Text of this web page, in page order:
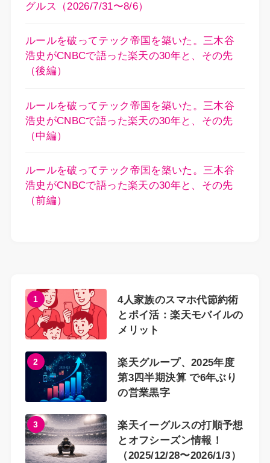
グルス（2026/7/31〜8/6）
ルールを破ってテック帝国を築いた。三木谷
浩史がCNBCで語った楽天の30年と、その先
（後編）
ルールを破ってテック帝国を築いた。三木谷
浩史がCNBCで語った楽天の30年と、その先
（中編）
ルールを破ってテック帝国を築いた。三木谷
浩史がCNBCで語った楽天の30年と、その先
（前編）
1
4人家族のスマホ代節約術
とポイ活：楽天モバイルの
メリット
2
楽天グループ、2025年度
第3四半期決算 で6年ぶり
の営業黒字
3
楽天イーグルスの打順予想
とオフシーズン情報！
（2025/12/28〜2026/1/3）